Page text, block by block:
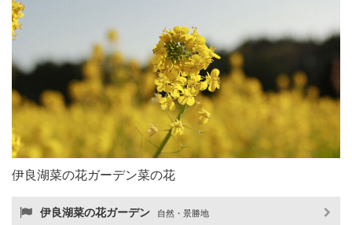
伊良湖菜の花ガーデン菜の花
伊良湖菜の花ガーデン 自然・景勝地